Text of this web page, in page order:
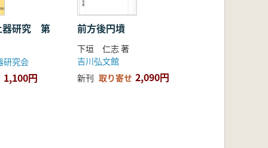
器研究 第
研究会
1,100円
前方後円墳
下垣 仁志 著
吉川弘文館
新刊 取り寄せ 2,090円